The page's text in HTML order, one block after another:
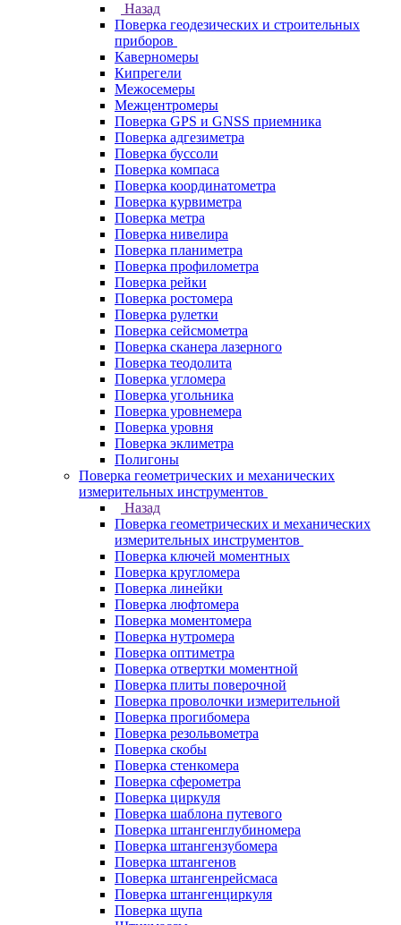
Назад
Поверка геодезических и строительных
приборов
Каверномеры
Кипрегели
Межосемеры
Межцентромеры
Поверка GPS и GNSS приемника
Поверка адгезиметра
Поверка буссоли
Поверка компаса
Поверка координатометра
Поверка курвиметра
Поверка метра
Поверка нивелира
Поверка планиметра
Поверка профилометра
Поверка рейки
Поверка ростомера
Поверка рулетки
Поверка сейсмометра
Поверка сканера лазерного
Поверка теодолита
Поверка угломера
Поверка угольника
Поверка уровнемера
Поверка уровня
Поверка эклиметра
Полигоны
Поверка геометрических и механических
измерительных инструментов
Назад
Поверка геометрических и механических
измерительных инструментов
Поверка ключей моментных
Поверка кругломера
Поверка линейки
Поверка люфтомера
Поверка моментомера
Поверка нутромера
Поверка оптиметра
Поверка отвертки моментной
Поверка плиты поверочной
Поверка проволочки измерительной
Поверка прогибомера
Поверка резольвометра
Поверка скобы
Поверка стенкомера
Поверка сферометра
Поверка циркуля
Поверка шаблона путевого
Поверка штангенглубиномера
Поверка штангензубомера
Поверка штангенов
Поверка штангенрейсмаса
Поверка штангенциркуля
Поверка щупа